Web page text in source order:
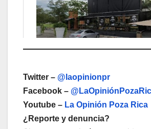
Twitter – @laopinionpr
Facebook –
Youtube – La Opinión Poza Rica
¿Reporte y denuncia?